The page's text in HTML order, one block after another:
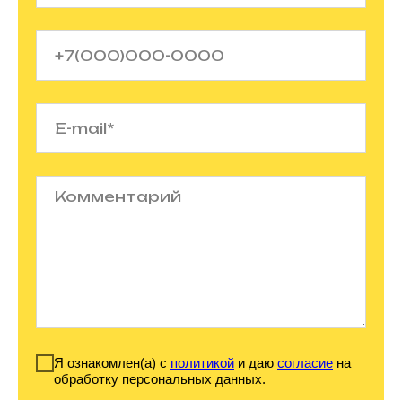
Я ознакомлен(а) с политикой и даю согласие на
обработку персональных данных.